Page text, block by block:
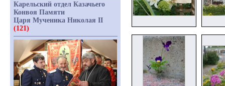
Карельский отдел Казачьего
Конвоя Памяти
Царя Мученика Николая II
(121)